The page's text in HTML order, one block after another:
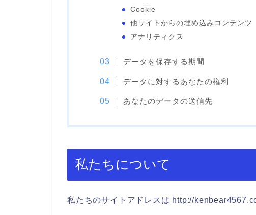
Cookie
他サイトからの埋め込みコンテンツ
アナリティクス
データを保存する期間
データに対するあなたの権利
あなたのデータの送信先
私たちについて
私たちのサイトアドレスは http://